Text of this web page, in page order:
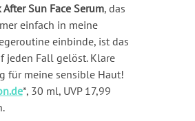
After Sun Face Serum, das
einfach in meine
einbinde, ist das
jeden Fall gelöst. Klare
für meine sensible Haut!
*, 30 ml, UVP 17,99